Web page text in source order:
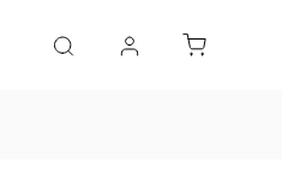
SLADKÉ SNY Dárky pro